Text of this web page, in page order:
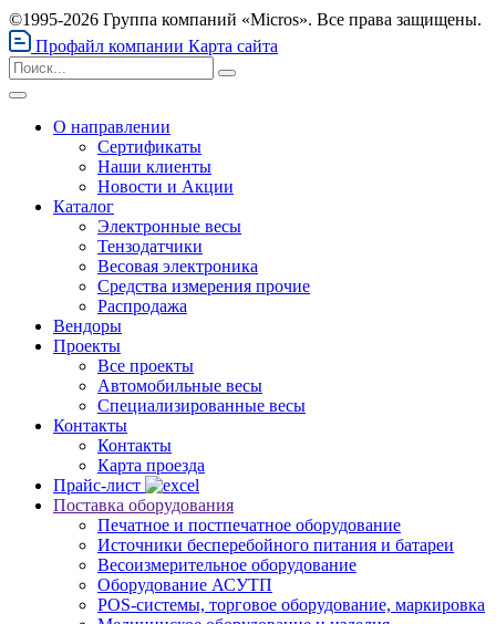
©1995-2026 Группа компаний «Micros». Все права защищены.
Профайл компании Карта сайта
О направлении
Сертификаты
Наши клиенты
Новости и Акции
Каталог
Электронные весы
Тензодатчики
Весовая электроника
Средства измерения прочие
Распродажа
Вендоры
Проекты
Все проекты
Автомобильные весы
Специализированные весы
Контакты
Контакты
Карта проезда
Прайс-лист
Поставка оборудования
Печатное и постпечатное оборудование
Источники бесперебойного питания и батареи
Весоизмерительное оборудование
Оборудование АСУТП
POS-системы, торговое оборудование, маркировка